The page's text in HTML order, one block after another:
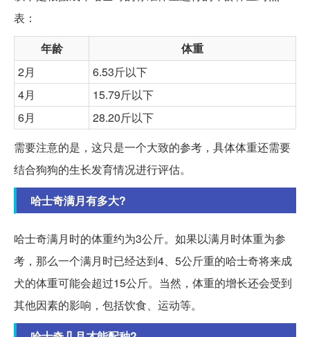
表：
年龄
体重
2月
6.53斤以下
4月
15.79斤以下
6月
28.20斤以下
需要注意的是，这只是一个大致的参考，具体体重还需要
结合狗狗的生长发育情况进行评估。
哈士奇满月有多大?
哈士奇满月时的体重约为3公斤。如果以满月时体重为参
考，那么一个满月时已经达到4、5公斤重的哈士奇将来成
犬的体重可能会超过15公斤。当然，体重的增长还会受到
其他因素的影响，包括饮食、运动等。